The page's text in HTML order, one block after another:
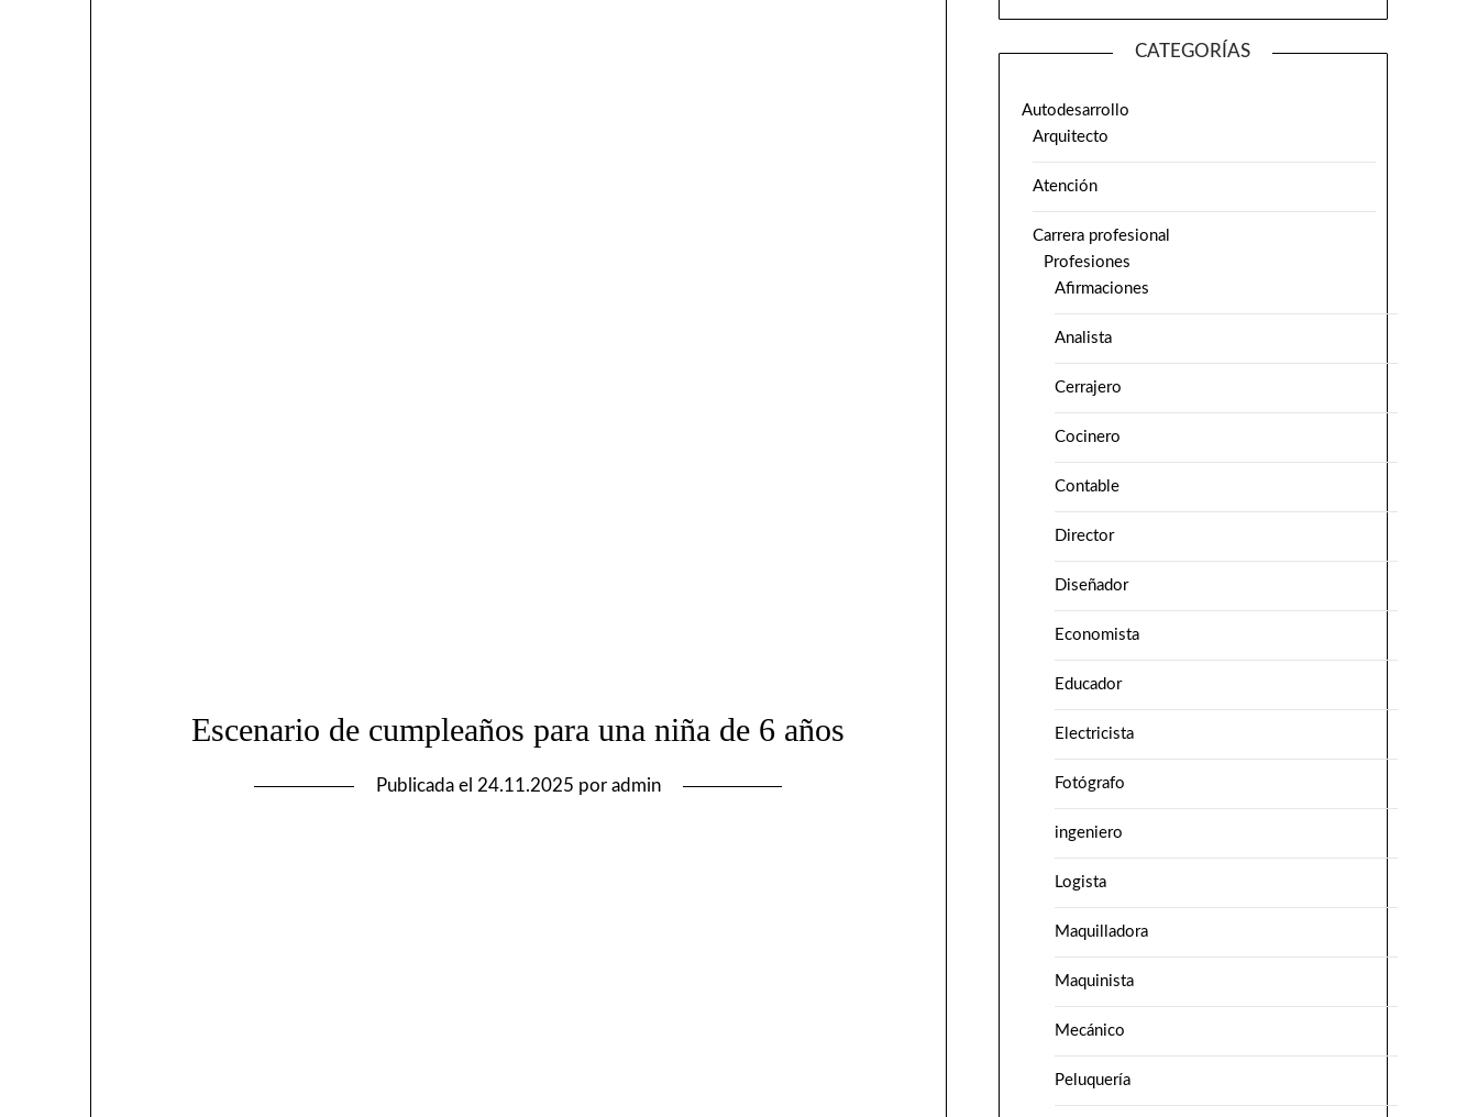
Escenario de cumpleaños para una niña de 6 años
Publicada el 24.11.2025 por admin
CATEGORÍAS
Autodesarrollo
Arquitecto
Atención
Carrera profesional
Profesiones
Afirmaciones
Analista
Cerrajero
Cocinero
Contable
Director
Diseñador
Economista
Educador
Electricista
Fotógrafo
ingeniero
Logista
Maquilladora
Maquinista
Mecánico
Peluquería